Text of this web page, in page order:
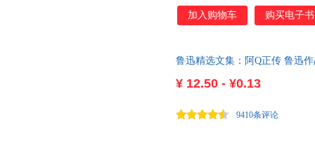
望的鲁迅。 一代文学巨匠的世
心，当下的我们更需要鲁迅
加入购物车 购买电子书
鲁迅精选文集：阿Q正传 鲁迅
¥ 12.50 - ¥0.13
9410条评论